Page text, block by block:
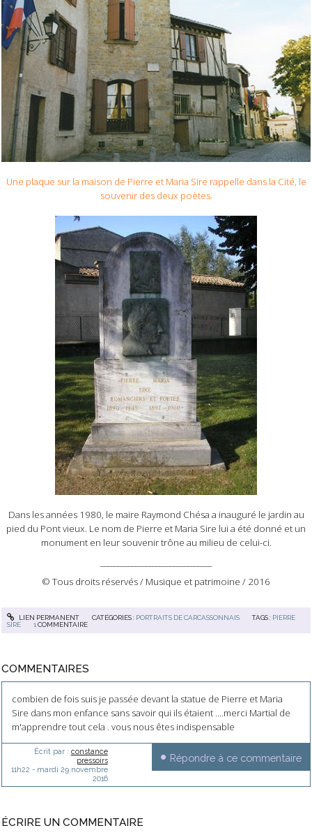
Une plaque sur la maison de Pierre et Maria Sire rappelle dans la Cité, le
souvenir des deux poètes.
Dans les années 1980, le maire Raymond Chésa a inauguré le jardin au
pied du Pont vieux. Le nom de Pierre et Maria Sire lui a été donné et un
monument en leur souvenir trône au milieu de celui-ci.
© Tous droits réservés / Musique et patrimoine / 2016
LIEN PERMANENT CATÉGORIES : PORTRAITS DE CARCASSONNAIS TAGS : PIERRE
SIRE
1 COMMENTAIRE
COMMENTAIRES
combien de fois suis je passée devant la statue de Pierre et Maria
Sire dans mon enfance sans savoir qui ils étaient ....merci Martial de
m'apprendre tout cela . vous nous êtes indispensable
Écrit par : constance
pressoirs
11h22 - mardi 29 novembre
2016
Répondre à ce commentaire
ÉCRIRE UN COMMENTAIRE